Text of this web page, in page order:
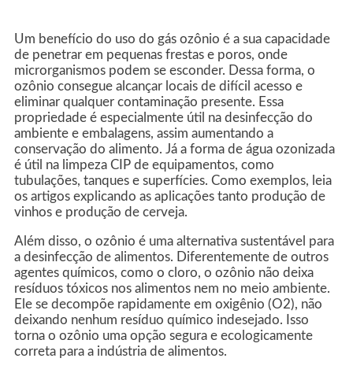
Um benefício do uso do gás ozônio é a sua capacidade
de penetrar em pequenas frestas e poros, onde
microrganismos podem se esconder. Dessa forma, o
ozônio consegue alcançar locais de difícil acesso e
eliminar qualquer contaminação presente. Essa
propriedade é especialmente útil na desinfecção do
ambiente e embalagens, assim aumentando a
conservação do alimento. Já a forma de água ozonizada
é útil na limpeza CIP de equipamentos, como
tubulações, tanques e superfícies. Como exemplos, leia
os artigos explicando as aplicações tanto produção de
vinhos e produção de cerveja.
Além disso, o ozônio é uma alternativa sustentável para
a desinfecção de alimentos. Diferentemente de outros
agentes químicos, como o cloro, o ozônio não deixa
resíduos tóxicos nos alimentos nem no meio ambiente.
Ele se decompõe rapidamente em oxigênio (O2), não
deixando nenhum resíduo químico indesejado. Isso
torna o ozônio uma opção segura e ecologicamente
correta para a indústria de alimentos.